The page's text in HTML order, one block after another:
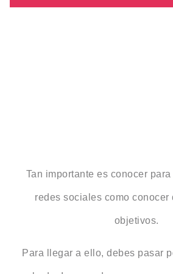
Tan importante es conocer
redes sociales como conocer
objetivos.
Para llegar a ello, debes pasar